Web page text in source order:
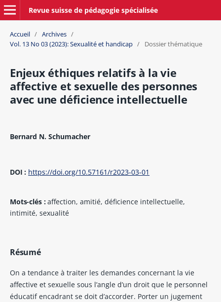
Revue suisse de pédagogie spécialisée
Accueil / Archives /
Vol. 13 No 03 (2023): Sexualité et handicap / Dossier thématique
Enjeux éthiques relatifs à la vie
affective et sexuelle des personnes
avec une déficience intellectuelle
Bernard N. Schumacher
DOI : https://doi.org/10.57161/r2023-03-01
Mots-clés :affection, amitié, déficience intellectuelle,
intimité, sexualité
Résumé
On a tendance à traiter les demandes concernant la vie
affective et sexuelle sous l’angle d’un droit que le personnel
éducatif encadrant se doit d’accorder. Porter un jugement